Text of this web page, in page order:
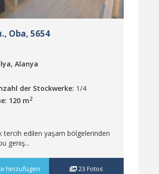
Oba, 5654
Alanya
der Stockwerke: 1/4
120 m2
tercih edilen yaşam bölgelerinden
geniş...
hinzufügen 23 Fotos